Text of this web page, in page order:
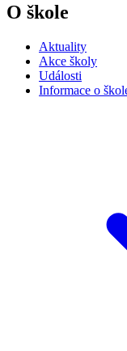
O škole
Aktuality
Akce školy
Události
Informace o